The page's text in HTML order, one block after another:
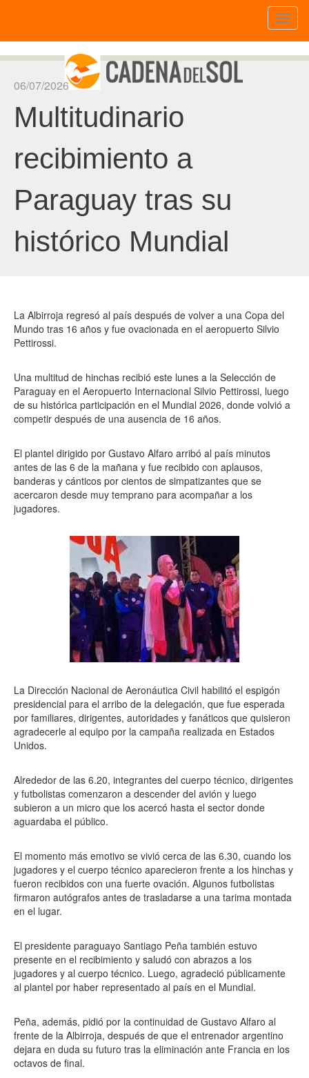
06/07/2026
Multitudinario
recibimiento a
Paraguay tras su
histórico Mundial
La Albirroja regresó al país después de volver a una Copa del
Mundo tras 16 años y fue ovacionada en el aeropuerto Silvio
Pettirossi.
Una multitud de hinchas recibió este lunes a la Selección de
Paraguay en el Aeropuerto Internacional Silvio Pettirossi, luego
de su histórica participación en el Mundial 2026, donde volvió a
competir después de una ausencia de 16 años.
El plantel dirigido por Gustavo Alfaro arribó al país minutos
antes de las 6 de la mañana y fue recibido con aplausos,
banderas y cánticos por cientos de simpatizantes que se
acercaron desde muy temprano para acompañar a los
jugadores.
La Dirección Nacional de Aeronáutica Civil habilitó el espigón
presidencial para el arribo de la delegación, que fue esperada
por familiares, dirigentes, autoridades y fanáticos que quisieron
agradecerle al equipo por la campaña realizada en Estados
Unidos.
Alrededor de las 6.20, integrantes del cuerpo técnico, dirigentes
y futbolistas comenzaron a descender del avión y luego
subieron a un micro que los acercó hasta el sector donde
aguardaba el público.
El momento más emotivo se vivió cerca de las 6.30, cuando los
jugadores y el cuerpo técnico aparecieron frente a los hinchas y
fueron recibidos con una fuerte ovación. Algunos futbolistas
firmaron autógrafos antes de trasladarse a una tarima montada
en el lugar.
El presidente paraguayo Santiago Peña también estuvo
presente en el recibimiento y saludó con abrazos a los
jugadores y al cuerpo técnico. Luego, agradeció públicamente
al plantel por haber representado al país en el Mundial.
Peña, además, pidió por la continuidad de Gustavo Alfaro al
frente de la Albirroja, después de que el entrenador argentino
dejara en duda su futuro tras la eliminación ante Francia en los
octavos de final.